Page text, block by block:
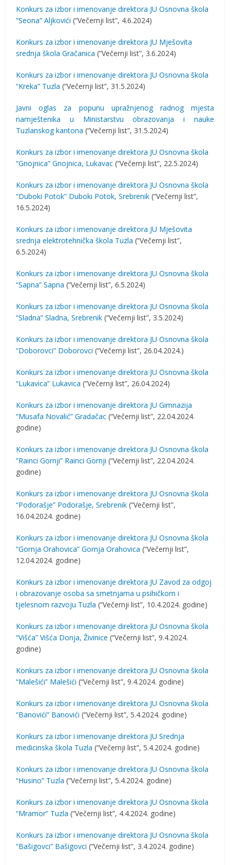
Konkurs za izbor i imenovanje direktora JU Osnovna škola
“Seona” Aljkovići (“Večernji list”, 4.6.2024)
Konkurs za izbor i imenovanje direktora JU Mješovita
srednja škola Gračanica (“Večernji list”, 3.6.2024)
Konkurs za izbor i imenovanje direktora JU Osnovna škola
“Kreka” Tuzla (“Večernji list”, 31.5.2024)
Javni oglas za popunu upražnjenog radnog mjesta
namještenika u Ministarstvu obrazovanja i nauke
Tuzlanskog kantona (“Večernji list”, 31.5.2024)
Konkurs za izbor i imenovanje direktora JU Osnovna škola
“Gnojnica” Gnojnica, Lukavac (“Večernji list”, 22.5.2024)
Konkurs za izbor i imenovanje direktora JU Osnovna škola
“Duboki Potok” Duboki Potok, Srebrenik (“Večernji list”,
16.5.2024)
Konkurs za izbor i imenovanje direktora JU Mješovita
srednja elektrotehnička škola Tuzla (“Večernji list”,
6.5.2024)
Konkurs za izbor i imenovanje direktora JU Osnovna škola
“Sapna” Sapna (“Večernji list”, 6.5.2024)
Konkurs za izbor i imenovanje direktora JU Osnovna škola
“Sladna” Sladna, Srebrenik (“Večernji list”, 3.5.2024)
Konkurs za izbor i imenovanje direktora JU Osnovna škola
“Doborovci” Doborovci (“Večernji list”, 26.04.2024.)
Konkurs za izbor i imenovanje direktora JU Osnovna škola
“Lukavica” Lukavica (“Večernji list”, 26.04.2024)
Konkurs za izbor i imenovanje direktora JU Gimnazija
“Musafa Novalić” Gradačac (“Večernji list”, 22.04.2024.
godine)
Konkurs za izbor i imenovanje direktora JU Osnovna škola
“Rainci Gornji” Rainci Gornji (“Večernji list”, 22.04.2024.
godine)
Konkurs za izbor i imenovanje direktora JU Osnovna škola
“Podorašje” Podorašje, Srebrenik (“Večernji list”,
16.04.2024. godine)
Konkurs za izbor i imenovanje direktora JU Osnovna škola
“Gornja Orahovica” Gornja Orahovica (“Večernji list”,
12.04.2024. godine)
Konkurs za izbor i imenovanje direktora JU Zavod za odgoj
i obrazovanje osoba sa smetnjama u psihičkom i
tjelesnom razvoju Tuzla (“Večernji list”, 10.4.2024. godine)
Konkurs za izbor i imenovanje direktora JU Osnovna škola
“Višća” Višća Donja, Živinice (“Večernji list”, 9.4.2024.
godine)
Konkurs za izbor i imenovanje direktora JU Osnovna škola
“Malešići” Malešići (“Večernji list”, 9.4.2024. godine)
Konkurs za izbor i imenovanje direktora JU Osnovna škola
“Banovići” Banovići (“Večernji list”, 5.4.2024. godine)
Konkurs za izbor i imenovanje direktora JU Srednja
medicinska škola Tuzla (“Večernji list”, 5.4.2024. godine)
Konkurs za izbor i imenovanje direktora JU Osnovna škola
“Husino” Tuzla (“Večernji list”, 5.4.2024. godine)
Konkurs za izbor i imenovanje direktora JU Osnovna škola
“Mramor” Tuzla (“Večernji list”, 4.4.2024. godine)
Konkurs za izbor i imenovanje direktora JU Osnovna škola
“Bašigovci” Bašigovci (“Večernji list”, 3.4.2024. godine)